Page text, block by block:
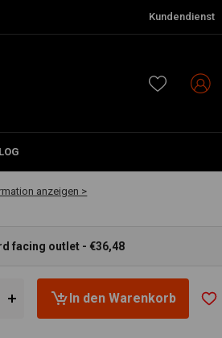
Kundendienst
anzeigen >
facing outlet - €36,48
In den Warenkorb